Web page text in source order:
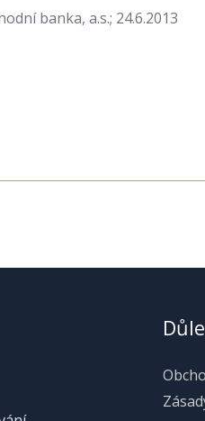
banka, a.s.; 24.6.2013